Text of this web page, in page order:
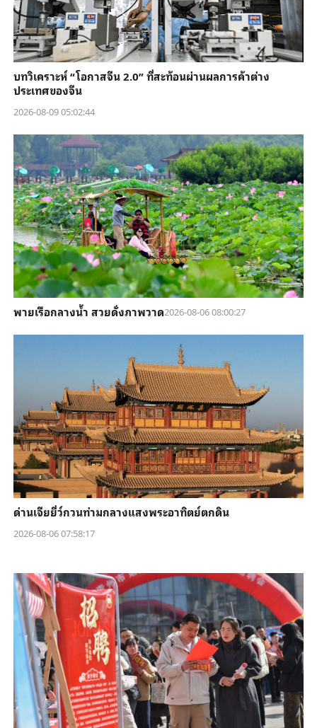
บทวิเคราะห์ “โอกาสจีน 2.0” ที่สะท้อนผ่านผลการค้าต่าง
ประเทศของจีน
2026-08-09 05:02:44
พายเรือกลางน้ำ สวยดั่งภาพวาด2026-08-06 08:00:27
ด่านเจียยี่ว์กวนท่ามกลางแสงพระอาทิตย์ตกดิน
2026-08-06 07:58:17